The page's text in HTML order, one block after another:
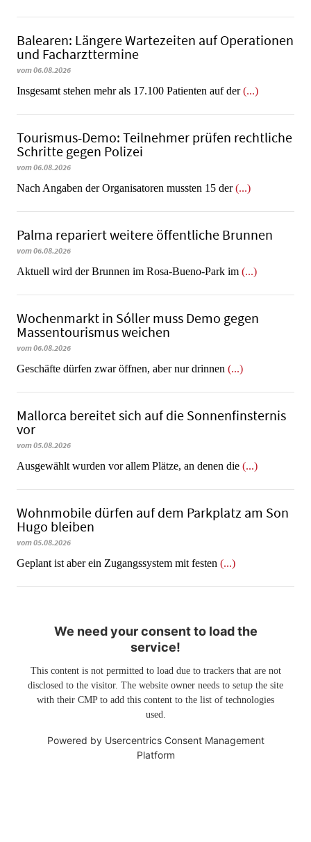
Balearen: Längere Wartezeiten auf Operationen
und Facharzttermine
vom 06.08.2026
Insgesamt stehen mehr als 17.100 Patienten auf der(...)
Tourismus-Demo: Teilnehmer prüfen rechtliche
Schritte gegen Polizei
vom 06.08.2026
Nach Angaben der Organisatoren mussten 15 der(...)
Palma repariert weitere öffentliche Brunnen
vom 06.08.2026
Aktuell wird der Brunnen im Rosa-Bueno-Park im (...)
Wochenmarkt in Sóller muss Demo gegen
Massentourismus weichen
vom 06.08.2026
Geschäfte dürfen zwar öffnen, aber nur drinnen (...)
Mallorca bereitet sich auf die Sonnenfinsternis
vor
vom 05.08.2026
Ausgewählt wurden vor allem Plätze, an denen die (...)
Wohnmobile dürfen auf dem Parkplatz am Son
Hugo bleiben
vom 05.08.2026
Geplant ist aber ein Zugangssystem mit festen (...)
We need your consent to load the
service!
This content is not permitted to load due to trackers that are not
disclosed to the visitor. The website owner needs to setup the site
with their CMP to add this content to the list of technologies
used.
Powered by Usercentrics Consent Management
Platform